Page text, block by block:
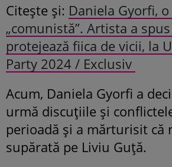
Citește și: Daniela Gyorfi,
„comunistă”. Artista a
protejează fiica de vicii, la
Party 2024 / Exclusiv
Acum, Daniela Gyorfi a
urmă discuțiile și
perioadă și a mărturisit că
supărată pe Liviu Guță.